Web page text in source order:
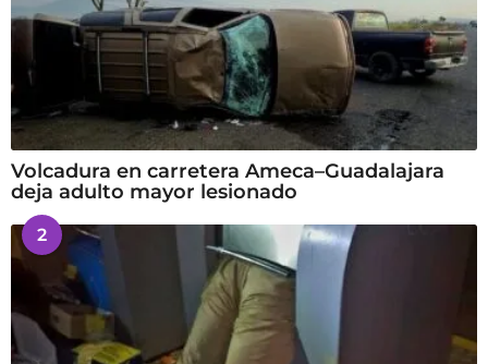
Volcadura en carretera Ameca–Guadalajara
deja adulto mayor lesionado
2